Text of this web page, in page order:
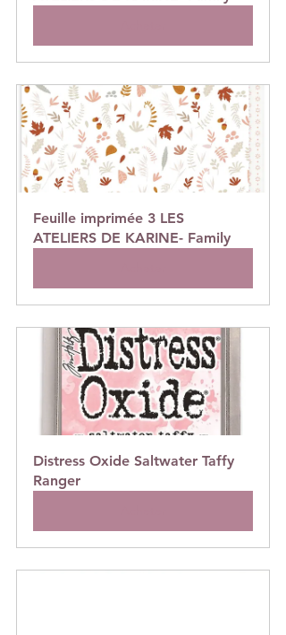
Feuille imprimée 3 LES
ATELIERS DE KARINE- Family
Distress Oxide Saltwater Taffy
Ranger